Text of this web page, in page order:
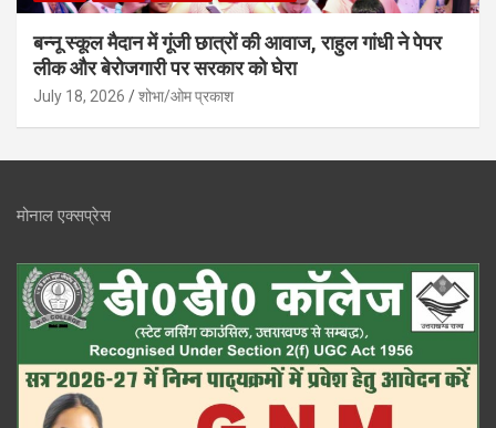
बन्नू स्कूल मैदान में गूंजी छात्रों की आवाज, राहुल गांधी ने पेपर
लीक और बेरोजगारी पर सरकार को घेरा
July 18, 2026 शोभा/ओम प्रकाश
मोनाल एक्सप्रेस